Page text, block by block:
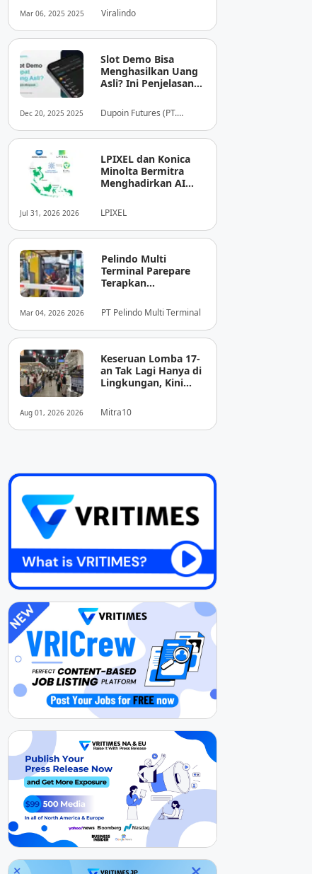
Mar 06, 2025 2025
Dunia Media Digital
Indonesia
Viralindo
Dec 20, 2025 2025
Slot Demo Bisa
Menghasilkan Uang
Asli? Ini Penjelasan
Dupoin Futures (PT.
Jul 31, 2026 2026
LPIXEL dan Konica
Minolta Bermitra
Menghadirkan AI
Diagnosis Berbasis
Pencitraan Medis
“EIRL” di ASEAN
LPIXEL
Mar 04, 2026 2026
Pelindo Multi
Terminal Parepare
Terapkan
Nontunai di Pintu
Masuk Pelabuhan
Nusantara
PT Pelindo Multi Terminal
Aug 01, 2026 2026
Keseruan Lomba 17-
an Tak Lagi Hanya di
Lingkungan, Kini
Berbelanja
Mitra10